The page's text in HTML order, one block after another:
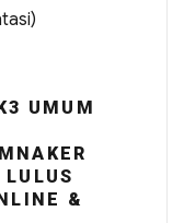
UMUM
&